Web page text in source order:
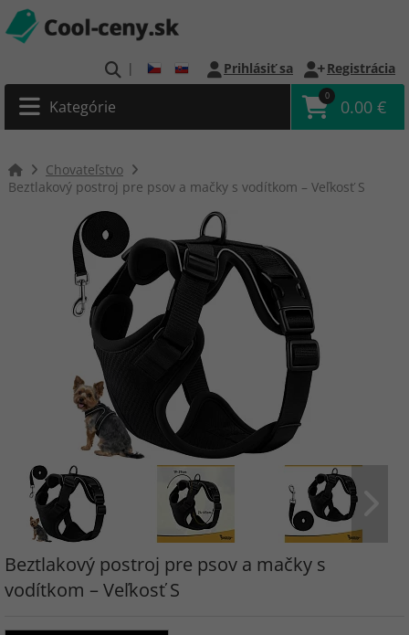
| Prihlásiť sa Registrácia
Kategórie
0
0.00 €
Chovateľstvo
Beztlakový postroj pre psov a mačky s vodítkom – Veľkosť S
Beztlakový postroj pre psov a mačky s
vodítkom – Veľkosť S